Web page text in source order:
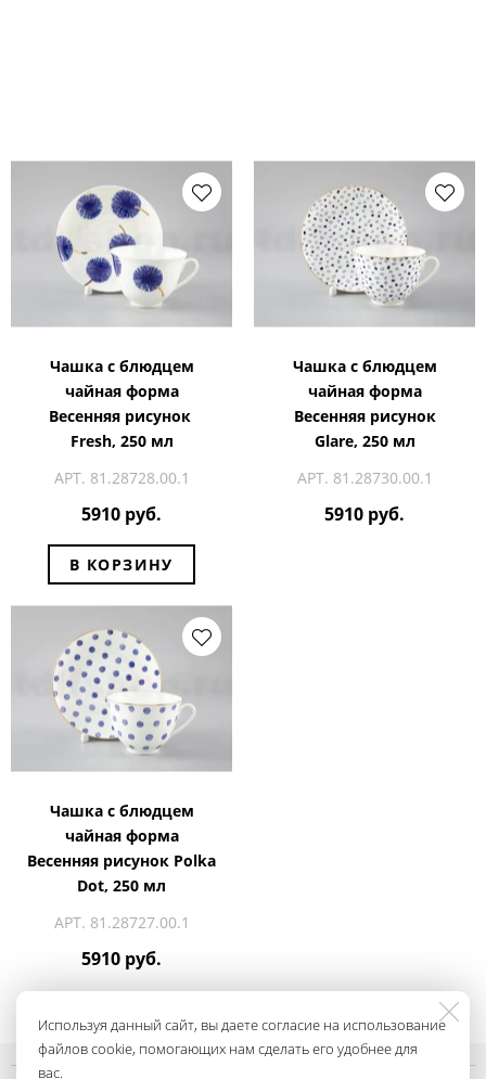
Чашка с блюдцем
чайная форма
Весенняя рисунок
Fresh, 250 мл
АРТ. 81.28728.00.1
5910 руб.
В КОРЗИНУ
Чашка с блюдцем
чайная форма
Весенняя рисунок
Glare, 250 мл
АРТ. 81.28730.00.1
5910 руб.
Чашка с блюдцем
чайная форма
Весенняя рисунок Polka
Dot, 250 мл
АРТ. 81.28727.00.1
5910 руб.
Используя данный сайт, вы даете согласие на использование
файлов cookie, помогающих нам сделать его удобнее для
вас.